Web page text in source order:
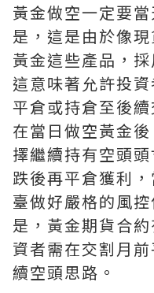
黃金做空一定要
是，這是由於像
黃金這些產品，
這意味著允許投
平倉或持倉至後
在當日做空黃金
擇繼續持有空頭
跌後再平倉獲利
臺做好嚴格的風
是，黃金期貨合
資者需在交割月
續空頭思路。